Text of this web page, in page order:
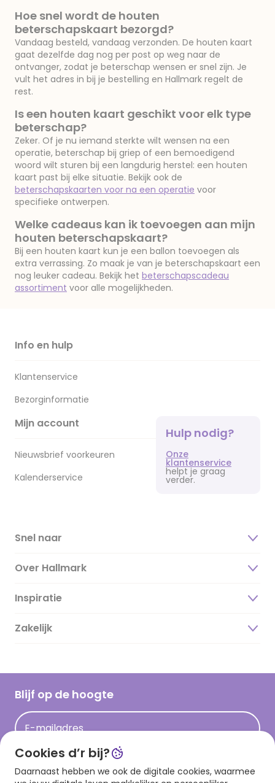
Hoe snel wordt de houten
beterschapskaart bezorgd?
Vandaag besteld, vandaag verzonden. De houten kaart
gaat dezelfde dag nog per post op weg naar de
ontvanger, zodat je beterschap wensen er snel zijn. Je
vult het adres in bij je bestelling en Hallmark regelt de
rest.
Is een houten kaart geschikt voor elk type
beterschap?
Zeker. Of je nu iemand sterkte wilt wensen na een
operatie, beterschap bij griep of een bemoedigend
woord wilt sturen bij een langdurig herstel: een houten
kaart past bij elke situatie. Bekijk ook de
beterschapskaarten voor na een operatie voor
specifieke ontwerpen.
Welke cadeaus kan ik toevoegen aan mijn
houten beterschapskaart?
Bij een houten kaart kun je een ballon toevoegen als
extra verrassing. Zo maak je van je beterschapskaart een
nog leuker cadeau. Bekijk het beterschapscadeau
assortiment voor alle mogelijkheden.
Info en hulp
Klantenservice
Bezorginformatie
Mijn account
Nieuwsbrief voorkeuren
Kalenderservice
Hulp nodig?
Onze
klantenservice
helpt je graag
verder.
Snel naar
Over Hallmark
Over ons
Duurzaamheid
Hallmark Kaartclub
Acties
Hallmark en Kinderpostzegels
Inspiratie
Magazine
Cadeau inspiratie
Kaartinspiratie
Zakelijk
Blijf op de hoogte
E-mailadres
Aanmelden
Cookies d’r bij?
Daarnaast hebben we ook de digitale cookies, waarmee